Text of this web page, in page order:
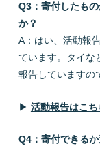
Q3：寄付したも
か？
A：はい、活動報
ています。タイな
報告していますの
▶ 活動報告はこち
Q4：寄付できる